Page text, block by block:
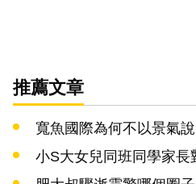
推薦文章
寬魚國際為何不以景氣
小S大女兒同班同學家長